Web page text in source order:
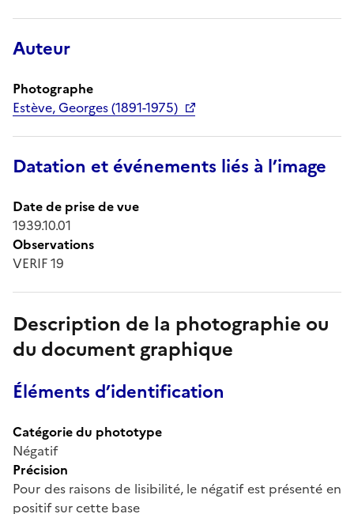
Auteur
Photographe
Estève, Georges (1891-1975)
Datation et événements liés à l’image
Date de prise de vue
1939.10.01
Observations
VERIF 19
Description de la photographie ou
du document graphique
Éléments d’identification
Catégorie du phototype
Négatif
Précision
Pour des raisons de lisibilité, le négatif est présenté en
positif sur cette base